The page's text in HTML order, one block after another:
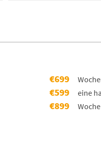
€699
€599 eine
€899 Woche